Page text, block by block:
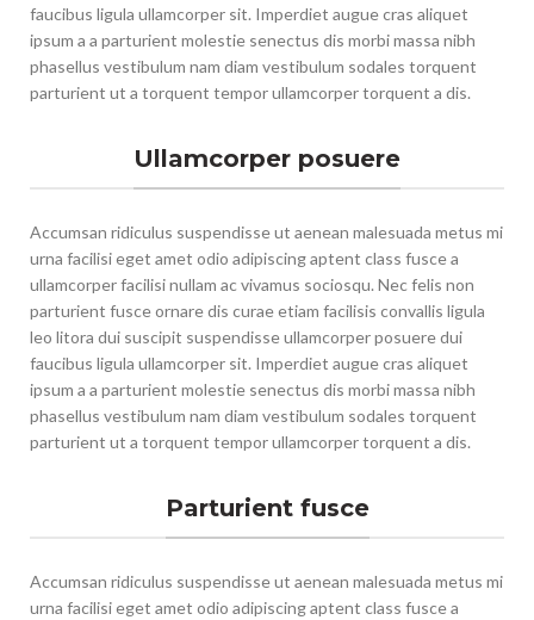
faucibus ligula ullamcorper sit. Imperdiet augue cras aliquet
ipsum a a parturient molestie senectus dis morbi massa nibh
phasellus vestibulum nam diam vestibulum sodales torquent
parturient ut a torquent tempor ullamcorper torquent a dis.
Ullamcorper posuere
Accumsan ridiculus suspendisse ut aenean malesuada metus mi
urna facilisi eget amet odio adipiscing aptent class fusce a
ullamcorper facilisi nullam ac vivamus sociosqu. Nec felis non
parturient fusce ornare dis curae etiam facilisis convallis ligula
leo litora dui suscipit suspendisse ullamcorper posuere dui
faucibus ligula ullamcorper sit. Imperdiet augue cras aliquet
ipsum a a parturient molestie senectus dis morbi massa nibh
phasellus vestibulum nam diam vestibulum sodales torquent
parturient ut a torquent tempor ullamcorper torquent a dis.
Parturient fusce
Accumsan ridiculus suspendisse ut aenean malesuada metus mi
urna facilisi eget amet odio adipiscing aptent class fusce a